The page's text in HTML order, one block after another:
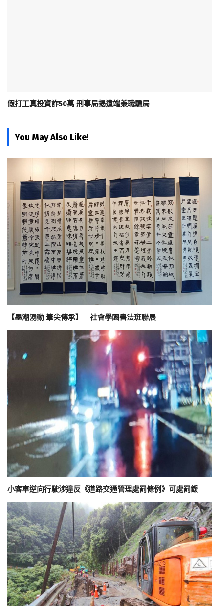
假打工真投資詐50萬 刑事局揭遠端兼職騙局
You May Also Like!
【墨潮湧動 筆尖傳承】 社會學園書法班聯展
小客車逆向行駛涉違反《道路交通管理處罰條例》可處罰鍰